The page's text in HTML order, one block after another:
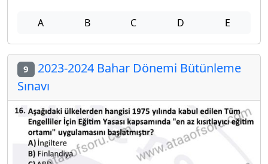
A B C D E
9 2023-2024 Bahar Dönemi Bütünleme
Sınavı